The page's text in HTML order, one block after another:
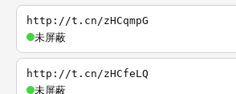
http://t.cn/zHCqmpG
未屏蔽
http://t.cn/zHCfeLQ
未屏蔽